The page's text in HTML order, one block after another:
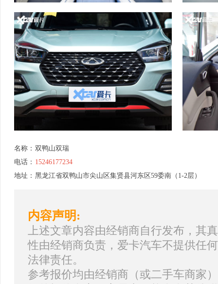
名称： 双鸭山双瑞
电话： 15246177234
地址： 黑龙江省双鸭山市尖山区集贤县河东区59委南（1-2层）
内容声明:
上述文章内容由经销商自行发布，其
性由经销商负责，爱卡汽车不提供任
法律责任。
参考报价均由经销商（或二手车商家